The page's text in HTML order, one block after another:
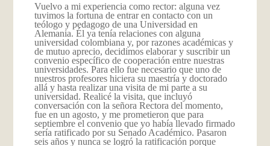
Vuelvo a mi experiencia como rector: alguna vez
tuvimos la fortuna de entrar en contacto con un
teólogo y pedagogo de una Universidad en
Alemania. Él ya tenía relaciones con alguna
universidad colombiana y, por razones académicas y
de mutuo aprecio, decidimos elaborar y suscribir un
convenio específico de cooperación entre nuestras
universidades. Para ello fue necesario que uno de
nuestros profesores hiciera su maestría y doctorado
allá y hasta realizar una visita de mi parte a su
universidad. Realicé la visita, que incluyó
conversación con la señora Rectora del momento,
fue en un agosto, y me prometieron que para
septiembre el convenio que yo había llevado firmado
sería ratificado por su Senado Académico. Pasaron
seis años y nunca se logró la ratificación porque